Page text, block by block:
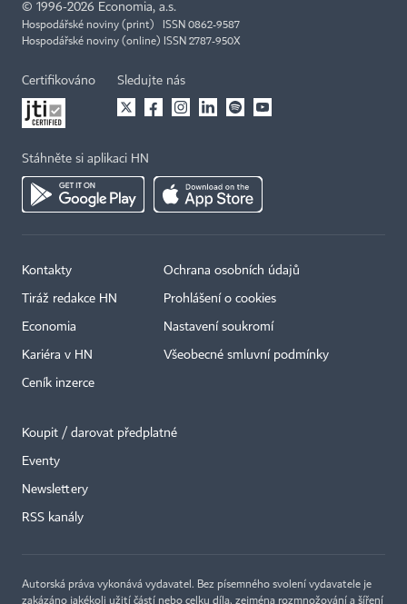
© 1996-2026 Economia, a.s.
Hospodářské noviny (print) ISSN 0862-9587
Hospodářské noviny (online) ISSN 2787-950X
Certifikováno Sledujte nás
Stáhněte si aplikaci HN
Kontakty
Tiráž redakce HN
Economia
Kariéra v HN
Ceník inzerce
Ochrana osobních údajů
Prohlášení o cookies
Nastavení soukromí
Všeobecné smluvní podmínky
Koupit / darovat předplatné
Eventy
Newslettery
RSS kanály
Autorská práva vykonává vydavatel. Bez písemného svolení vydavatele je
zakázáno jakékoli užití částí nebo celku díla, zejména rozmnožování a šíření